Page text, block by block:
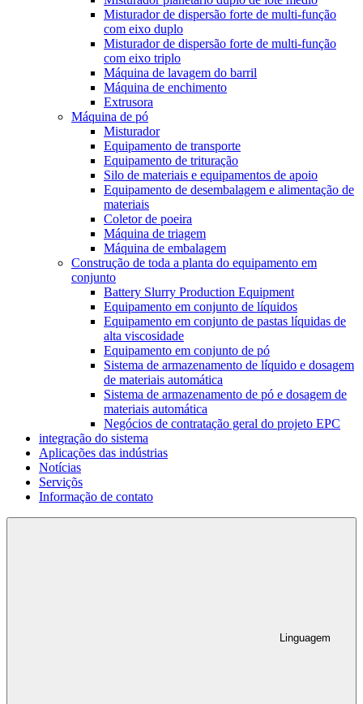
Misturador de dispersão forte de multi-função
com eixo duplo
Misturador de dispersão forte de multi-função
com eixo triplo
Máquina de lavagem do barril
Máquina de enchimento
Extrusora
Máquina de pó
Misturador
Equipamento de transporte
Equipamento de trituração
Silo de materiais e equipamentos de apoio
Equipamento de desembalagem e alimentação de
materiais
Coletor de poeira
Máquina de triagem
Máquina de embalagem
Construção de toda a planta do equipamento em
conjunto
Battery Slurry Production Equipment
Equipamento em conjunto de líquidos
Equipamento em conjunto de pastas líquidas de
alta viscosidade
Equipamento em conjunto de pó
Sistema de armazenamento de líquido e dosagem
de materiais automática
Sistema de armazenamento de pó e dosagem de
materiais automática
Negócios de contratação geral do projeto EPC
integração do sistema
Aplicações das indústrias
Notícias
Serviçõs
Informação de contato
Linguagem